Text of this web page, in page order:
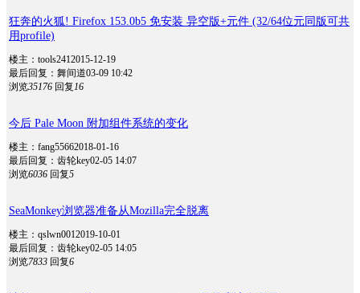
狂奔的火狐! Firefox 153.0b5 免安装 异空版+元件 (32/64位元同版可共
用profile)
楼主：tools2412015-12-19
最后回复：舞间道03-09 10:42
浏览35176 回复16
今后 Pale Moon 附加组件系统的变化
楼主：fang55662018-01-16
最后回复：齿轮key02-05 14:07
浏览6036 回复5
SeaMonkey浏览器准备从Mozilla完全脱离
楼主：qslwn0012019-10-01
最后回复：齿轮key02-05 14:05
浏览7833 回复6